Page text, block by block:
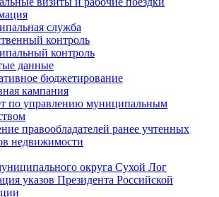
служба
контроль
контроль
данные
бюджетирование
кампания
по управлению муниципальным
правообладателей ранее учтенных
недвижимости
округа Сухой Лог
указов Президента Российской